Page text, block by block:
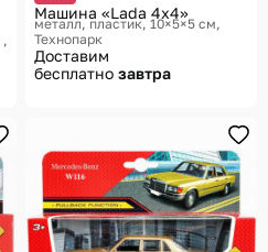
Машина «Lada 4x4»
металл, пластик, 10×5×5 см
Технопарк
Доставим
бесплатно завтра